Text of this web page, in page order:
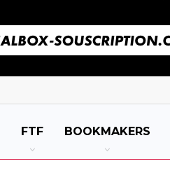
FTF BOOKMAKERS